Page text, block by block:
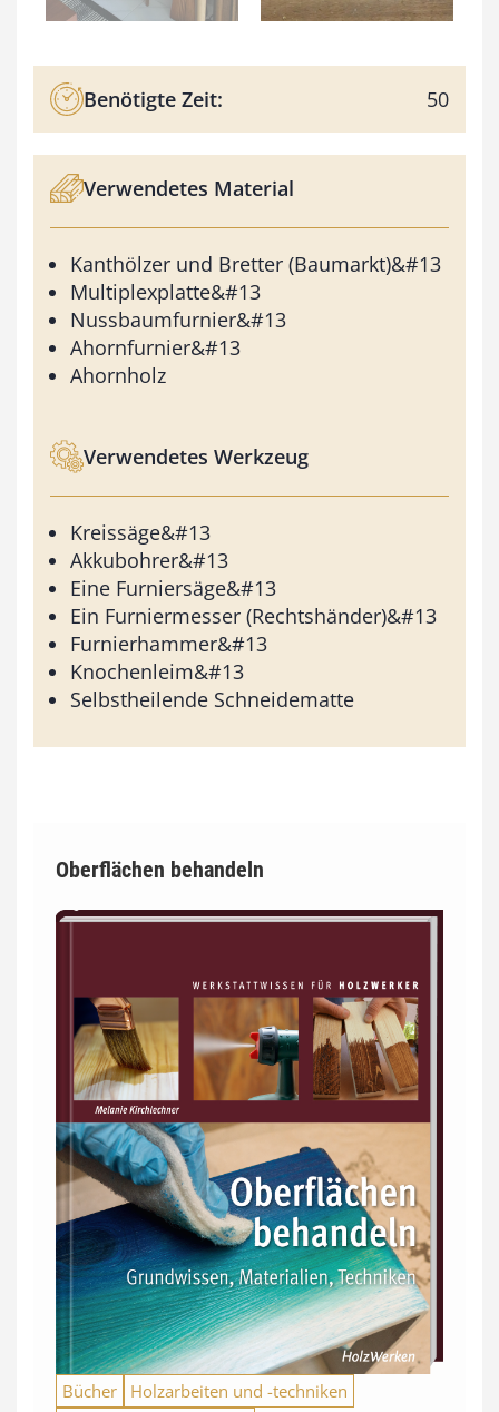
Benötigte Zeit: 50
Verwendetes Material
Kanthölzer und Bretter (Baumarkt)&#13
Multiplexplatte&#13
Nussbaumfurnier&#13
Ahornfurnier&#13
Ahornholz
Verwendetes Werkzeug
Kreissäge&#13
Akkubohrer&#13
Eine Furniersäge&#13
Ein Furniermesser (Rechtshänder)&#13
Furnierhammer&#13
Knochenleim&#13
Selbstheilende Schneidematte
Oberflächen behandeln
Bücher
Holzarbeiten und -techniken